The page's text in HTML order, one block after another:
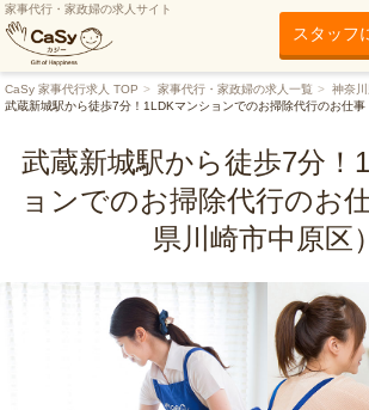
家事代行・家政婦の求人サイト
スタッフ
CaSy 家事代行求人 TOP 家事代行・家政婦の求人一覧 神奈
武蔵新城駅から徒歩7分！1LDKマンションでのお掃除代行のお仕事
武蔵新城駅から徒歩7分！
ョンでのお掃除代行のお
県川崎市中原区）